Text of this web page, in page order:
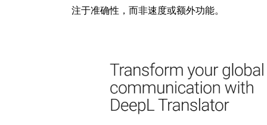
注于准确性，而非速度或额外功能。